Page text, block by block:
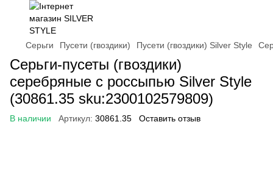
Серьги Пусети (гвоздики) Пусети (гвоздики) Silver Style
Серьги-пусеты (гвоздики)
серебряные с россыпью Silver Style
(30861.35 sku:2300102579809)
В наличии Артикул: 30861.35 Оставить отзыв